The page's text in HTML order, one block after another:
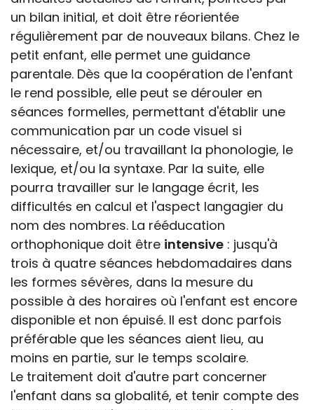
un bilan initial, et doit être réorientée
régulièrement par de nouveaux bilans. Chez le
petit enfant, elle permet une guidance
parentale. Dès que la coopération de l'enfant
le rend possible, elle peut se dérouler en
séances formelles, permettant d'établir une
communication par un code visuel si
nécessaire, et/ou travaillant la phonologie, le
lexique, et/ou la syntaxe. Par la suite, elle
pourra travailler sur le langage écrit, les
difficultés en calcul et l'aspect langagier du
nom des nombres. La rééducation
orthophonique doit être intensive : jusqu'à
trois à quatre séances hebdomadaires dans
les formes sévères, dans la mesure du
possible à des horaires où l'enfant est encore
disponible et non épuisé. Il est donc parfois
préférable que les séances aient lieu, au
moins en partie, sur le temps scolaire.
Le traitement doit d'autre part concerner
l'enfant dans sa globalité, et tenir compte des